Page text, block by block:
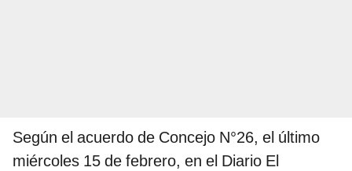
Según el acuerdo de Concejo N°26, el último
miércoles 15 de febrero, en el Diario El